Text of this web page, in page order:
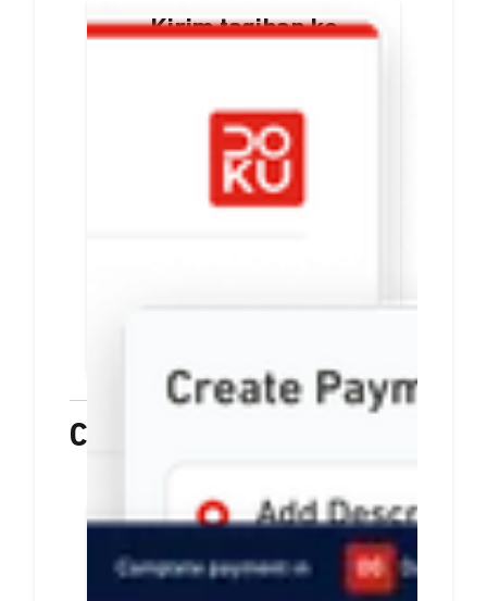
Kirim tagihan ke
link pembayaran
Tiap payment link berisi info
pesanan dan rincian harga
Mudah dibuat. Anda bisa
Checkout
Hanya sekali integrasi,
sediakan beragam